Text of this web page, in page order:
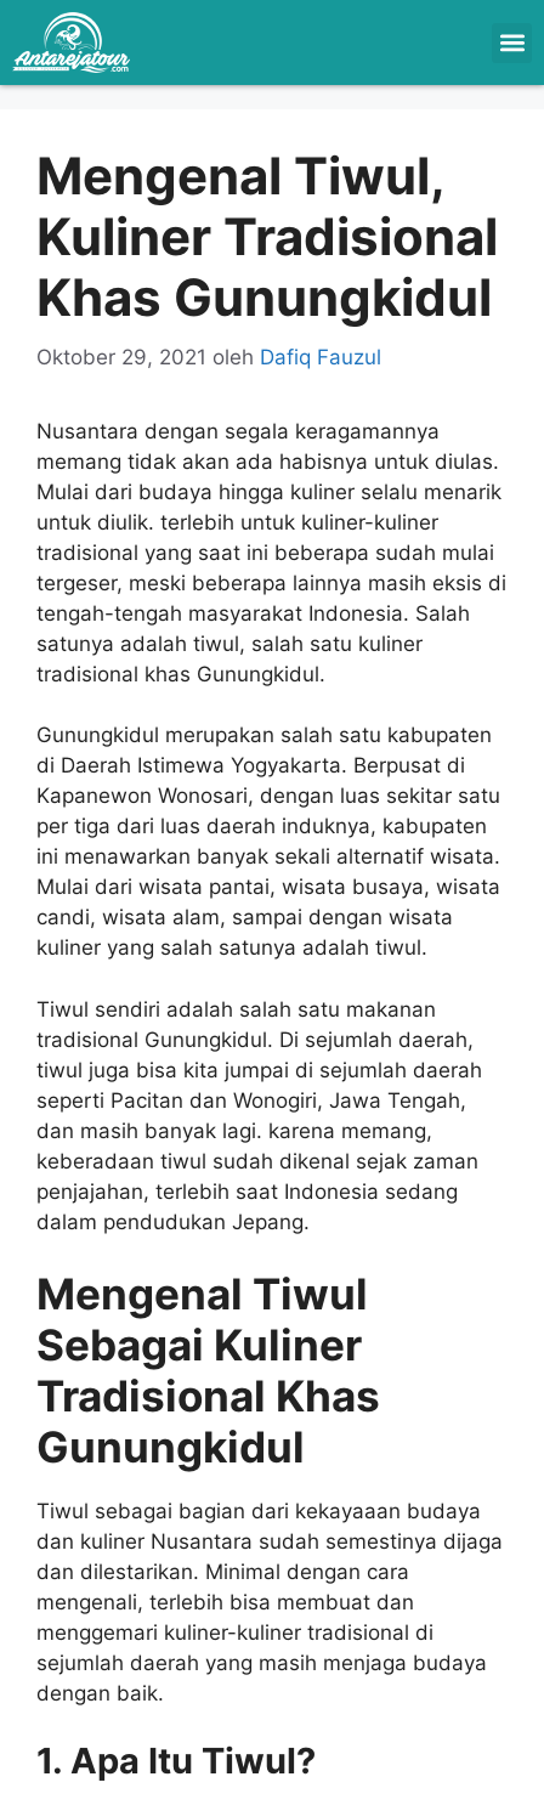
Mengenal Tiwul,
Kuliner Tradisional
Khas Gunungkidul
Oktober 29, 2021 oleh Dafiq Fauzul
Nusantara dengan segala keragamannya
memang tidak akan ada habisnya untuk diulas.
Mulai dari budaya hingga kuliner selalu menarik
untuk diulik. terlebih untuk kuliner-kuliner
tradisional yang saat ini beberapa sudah mulai
tergeser, meski beberapa lainnya masih eksis di
tengah-tengah masyarakat Indonesia. Salah
satunya adalah tiwul, salah satu kuliner
tradisional khas Gunungkidul.
Gunungkidul merupakan salah satu kabupaten
di Daerah Istimewa Yogyakarta. Berpusat di
Kapanewon Wonosari, dengan luas sekitar satu
per tiga dari luas daerah induknya, kabupaten
ini menawarkan banyak sekali alternatif wisata.
Mulai dari wisata pantai, wisata busaya, wisata
candi, wisata alam, sampai dengan wisata
kuliner yang salah satunya adalah tiwul.
Tiwul sendiri adalah salah satu makanan
tradisional Gunungkidul. Di sejumlah daerah,
tiwul juga bisa kita jumpai di sejumlah daerah
seperti Pacitan dan Wonogiri, Jawa Tengah,
dan masih banyak lagi. karena memang,
keberadaan tiwul sudah dikenal sejak zaman
penjajahan, terlebih saat Indonesia sedang
dalam pendudukan Jepang.
Mengenal Tiwul
Sebagai Kuliner
Tradisional Khas
Gunungkidul
Tiwul sebagai bagian dari kekayaaan budaya
dan kuliner Nusantara sudah semestinya dijaga
dan dilestarikan. Minimal dengan cara
mengenali, terlebih bisa membuat dan
menggemari kuliner-kuliner tradisional di
sejumlah daerah yang masih menjaga budaya
dengan baik.
1. Apa Itu Tiwul?